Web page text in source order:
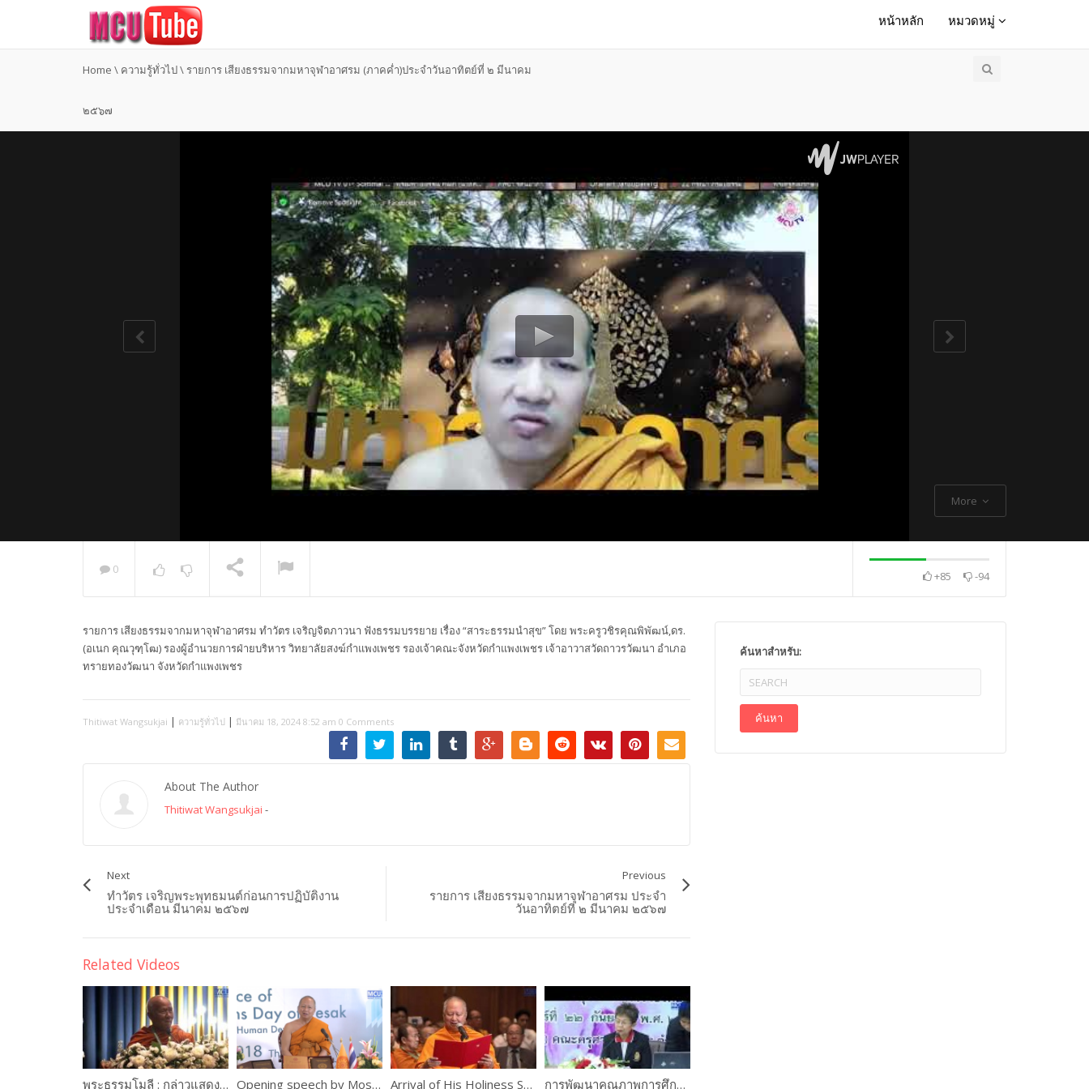
หน้าหลัก หมวดหมู่
Home \ ความรู้ทั่วไป\รายการ เสียงธรรมจากมหาจุฬาอาศรม (ภาคค่ำ)ประจำวันอาทิตย์ที่ ๒ มีนาคม
๒๕๖๗
More
NOW PLAYING
กล่าวแสดงความยินดี
ความยินดี
Most Ven Dr. Thch Quang
Ba, Australia
0 +85 -94
รายการ เสียงธรรมจากมหาจุฬาอาศรม ทำวัตร เจริญจิตภาวนา ฟังธรรมบรรยาย เรื่อง “สาระธรรมนำสุข” โดย พระครูวชิรคุณพิพัฒน์,ดร.
(อเนก คุณวุฑฺโฒ) รองผู้อำนวยการฝ่ายบริหาร วิทยาลัยสงฆ์กำแพงเพชร รองเจ้าคณะจังหวัดกำแพงเพชร เจ้าอาวาสวัดถาวรวัฒนา อำเภอ
ทรายทองวัฒนา จังหวัดกำแพงเพชร
Thitiwat Wangsukjai | ความรู้ทั่วไป | มีนาคม 18, 2024 8:52 am 0 Comments
About The Author
Thitiwat Wangsukjai -
Next
ทำวัตร เจริญพระพุทธมนต์ก่อนการปฏิบัติงาน
ประจำเดือน มีนาคม ๒๕๖๗
Previous
รายการ เสียงธรรมจากมหาจุฬาอาศรม ประจำ
วันอาทิตย์ที่ ๒ มีนาคม ๒๕๖๗
Related Videos
พระธรรมโมลี : กล่าวแสดงความยินดี Opening speech by Most Ven. Prof. Dr. Phra Brahmapundit Arrival of His Holiness Somdet Phra Ariyavangsagatayana การพัฒนาคุณภาพการศึกษาในสถาบันศึกษา : ครูกับการประกันคุณภาพการศึกษา โดย ดร.นิทรา ฉิ่นไพศาล
ค้นหาสำหรับ: